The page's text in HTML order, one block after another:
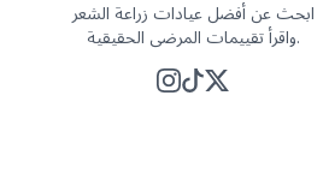
ابحث عن أفضل عيادات زراعة الشعر
واقرأ تقييمات المرضى الحقيقية.